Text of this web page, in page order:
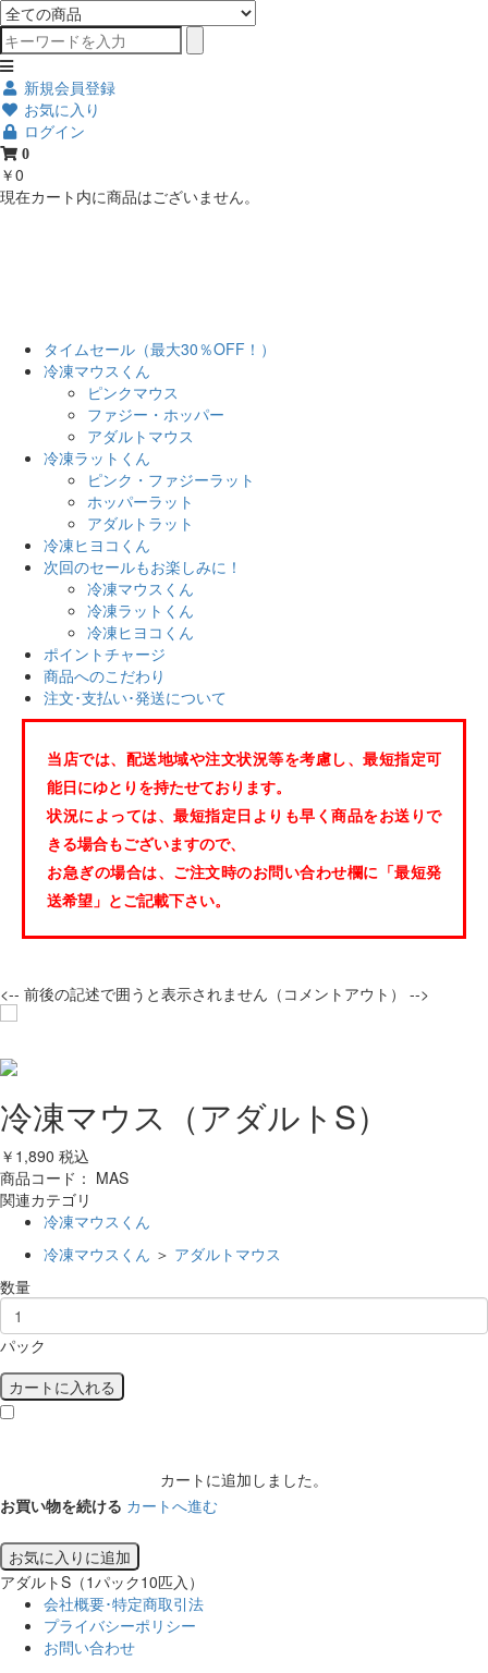
新規会員登録
お気に入り
ログイン
0
￥0
現在カート内に商品はございません。
タイムセール（最大30％OFF！）
冷凍マウスくん
ピンクマウス
ファジー・ホッパー
アダルトマウス
冷凍ラットくん
ピンク・ファジーラット
ホッパーラット
アダルトラット
冷凍ヒヨコくん
次回のセールもお楽しみに！
冷凍マウスくん
冷凍ラットくん
冷凍ヒヨコくん
ポイントチャージ
商品へのこだわり
注文･支払い･発送について
当店では、配送地域や注文状況等を考慮し、最短指定可
能日にゆとりを持たせております。
状況によっては、最短指定日よりも早く商品をお送りで
きる場合もございますので、
お急ぎの場合は、ご注文時のお問い合わせ欄に「最短発
送希望」とご記載下さい。️
<-- 前後の記述で囲うと表示されません（コメントアウト） -->
冷凍マウス（アダルトS）
￥1,890 税込
商品コード： MAS
関連カテゴリ
冷凍マウスくん
冷凍マウスくん ＞ アダルトマウス
数量
カートに入れる
カートに追加しました。
お買い物を続ける カートへ進む
お気に入りに追加
アダルトS（1パック10匹入）
会社概要･特定商取引法
プライバシーポリシー
お問い合わせ